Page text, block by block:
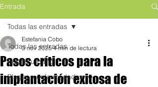
Entrada
Todas las entradas
Huerto urbano
Plagas y enfermedades
Todas las entradas
Pasos críticos para la
implantación exitosa de
Estefania Cobo
3 nov 2025 4 min de lectura